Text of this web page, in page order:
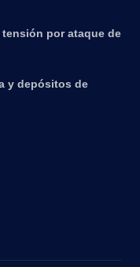
por ataque de
y depósitos de